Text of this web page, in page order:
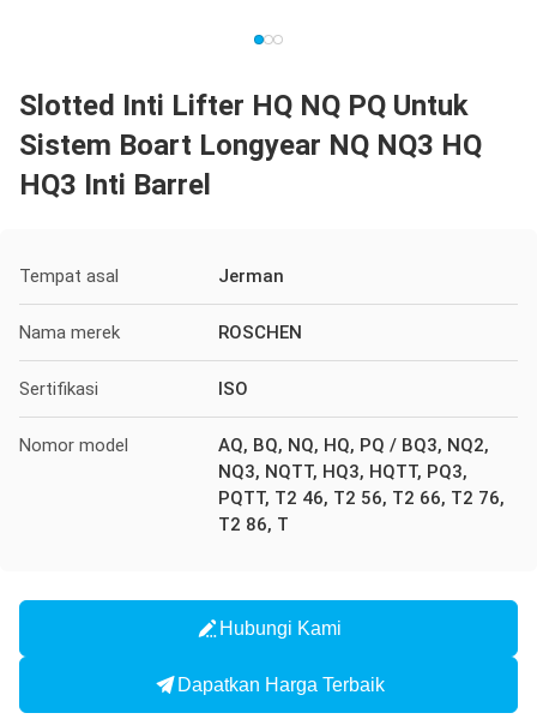
Slotted Inti Lifter HQ NQ PQ Untuk
Sistem Boart Longyear NQ NQ3 HQ
HQ3 Inti Barrel
Tempat asal Jerman
Nama merek ROSCHEN
Sertifikasi ISO
Nomor model
AQ, BQ, NQ, HQ, PQ / BQ3, NQ2,
NQ3, NQTT, HQ3, HQTT, PQ3,
PQTT, T2 46, T2 56, T2 66, T2 76,
T2 86, T
Hubungi Kami
Dapatkan Harga Terbaik